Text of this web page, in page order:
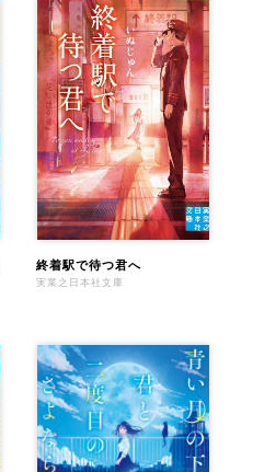
終着駅で待つ君へ
実業之日本社文庫